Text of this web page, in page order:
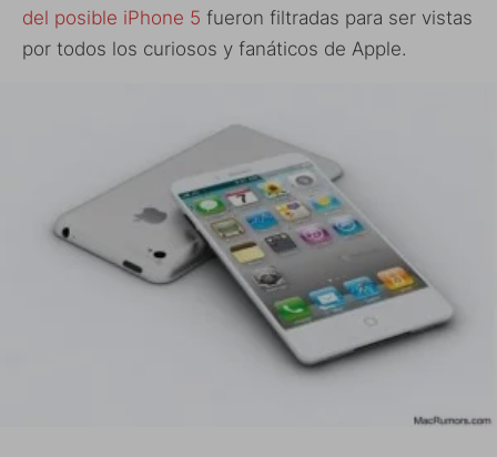
del posible iPhone 5 fueron filtradas para ser vistas
por todos los curiosos y fanáticos de Apple.